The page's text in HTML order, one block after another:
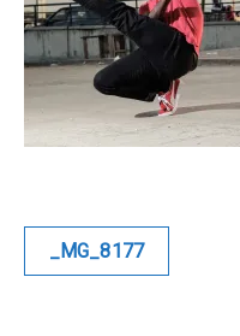
Blue
Equilibre
Renaissance
Sunustreet
Navigation
_MG_8177